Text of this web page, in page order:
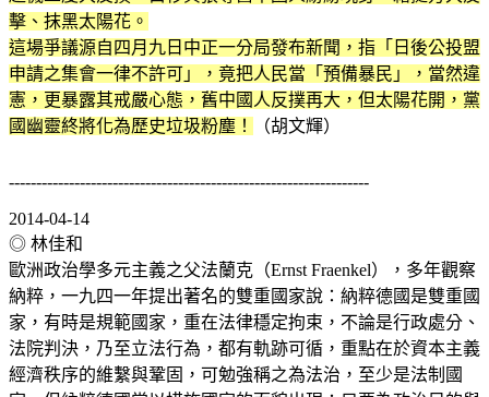
擊、抹黑太陽花。
這場爭議源自四月九日中正一分局發布新聞，指「日後公投盟
申請之集會一律不許可」，竟把人民當「預備暴民」，當然違
憲，更暴露其戒嚴心態，舊中國人反撲再大，但太陽花開，黨
國幽靈終將化為歷史垃圾粉塵！
（胡文輝）
------------------------------------------------------------------
2014-04-14
◎ 林佳和
歐洲政治學多元主義之父法蘭克（Ernst Fraenkel），多年觀察
納粹，一九四一年提出著名的雙重國家說：納粹德國是雙重國
家，有時是規範國家，重在法律穩定拘束，不論是行政處分、
法院判決，乃至立法行為，都有軌跡可循，重點在於資本主義
經濟秩序的維繫與鞏固，可勉強稱之為法治，至少是法制國